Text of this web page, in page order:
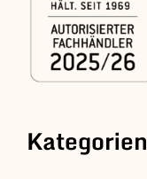
Kategorien